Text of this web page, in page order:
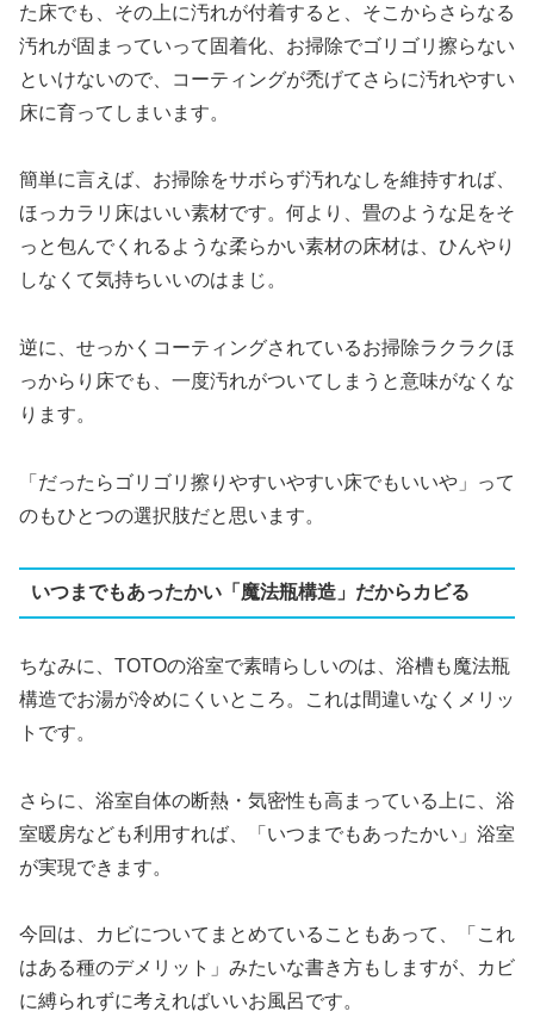
た床でも、その上に汚れが付着すると、そこからさらなる
汚れが固まっていって固着化、お掃除でゴリゴリ擦らない
といけないので、コーティングが禿げてさらに汚れやすい
床に育ってしまいます。
簡単に言えば、お掃除をサボらず汚れなしを維持すれば、
ほっカラリ床はいい素材です。何より、畳のような足をそ
っと包んでくれるような柔らかい素材の床材は、ひんやり
しなくて気持ちいいのはまじ。
逆に、せっかくコーティングされているお掃除ラクラクほ
っからり床でも、一度汚れがついてしまうと意味がなくな
ります。
「だったらゴリゴリ擦りやすいやすい床でもいいや」って
のもひとつの選択肢だと思います。
いつまでもあったかい「魔法瓶構造」だからカビる
ちなみに、TOTOの浴室で素晴らしいのは、浴槽も魔法瓶
構造でお湯が冷めにくいところ。これは間違いなくメリッ
トです。
さらに、浴室自体の断熱・気密性も高まっている上に、浴
室暖房なども利用すれば、「いつまでもあったかい」浴室
が実現できます。
今回は、カビについてまとめていることもあって、「これ
はある種のデメリット」みたいな書き方もしますが、カビ
に縛られずに考えればいいお風呂です。